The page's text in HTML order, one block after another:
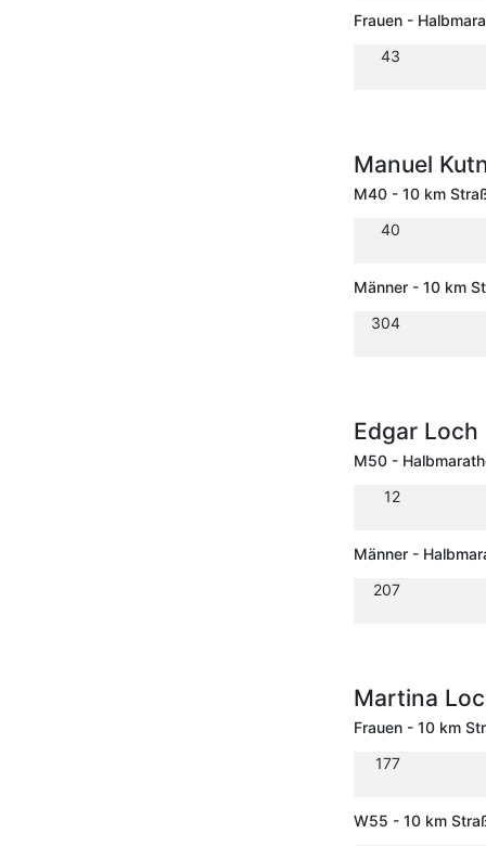
Frauen -
43
Manuel
M40 - 10 km
40
Männer - 10 km
304
Edgar Loch
M50 -
12
Männer -
207
Martina
Frauen - 10 km
177
W55 - 10 km